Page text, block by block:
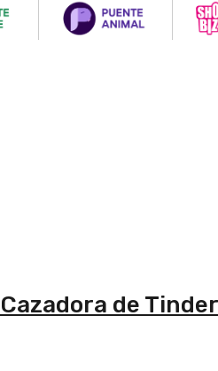
de